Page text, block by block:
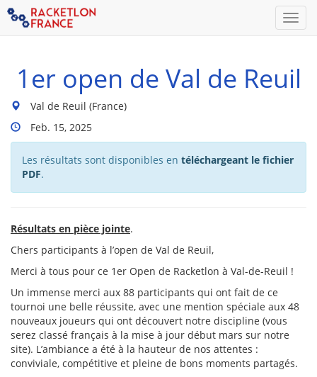
Menu
1er open de Val de Reuil
Lieu
du
tournoi
:
Val de Reuil (France)
Dates
Du
Tournoi
Feb. 15, 2025
Les résultats sont disponibles en téléchargeant le fichier
PDF.
Résultats en pièce jointe.
Chers participants à l’open de Val de Reuil,
Merci à tous pour ce 1er Open de Racketlon à Val-de-Reuil !
Un immense merci aux 88 participants qui ont fait de ce
tournoi une belle réussite, avec une mention spéciale aux 48
nouveaux joueurs qui ont découvert notre discipline (vous
serez classé français à la mise à jour début mars sur notre
site). L’ambiance a été à la hauteur de nos attentes :
conviviale, compétitive et pleine de bons moments partagés.